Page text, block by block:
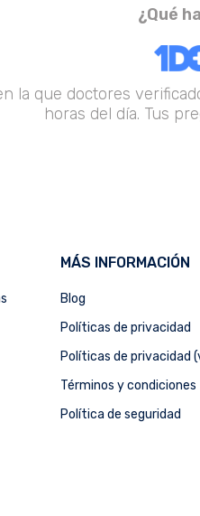
¿Qué
la que doctores
horas del día. Tus
MÁS INFORMACIÓN
Blog
Políticas de privacidad
Políticas de privacidad
Términos y condiciones
Política de seguridad